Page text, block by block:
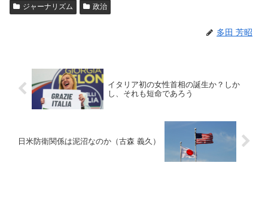
ジャーナリズム 政治
多田 芳昭
イタリア初の女性首相の誕生か？しか
し、それも短命であろう
日米防衛関係は泥沼なのか（古森 義久）